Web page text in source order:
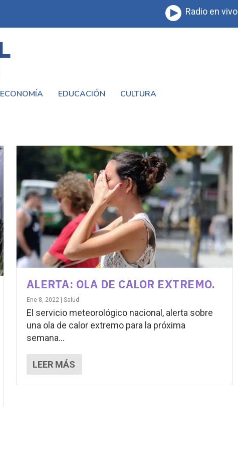
Radio en vivo
ECONOMÍA EDUCACIÓN CULTURA
ALERTA: OLA DE CALOR EXTREMO.
Ene 8, 2022| Salud
El servicio meteorológico nacional, alerta sobre
una ola de calor extremo para la próxima
semana...
LEER MÁS